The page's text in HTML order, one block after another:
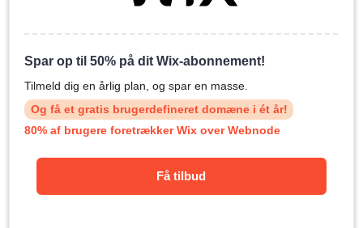
Spar op til 50% på dit Wix-abonnement!
Tilmeld dig en årlig plan, og spar en masse.
Og få et gratis brugerdefineret domæne i ét år!
80% af brugere foretrækker Wix over Webnode
Få tilbud